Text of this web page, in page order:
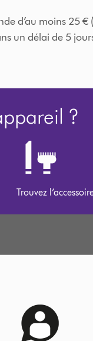
d’au moins 25
un délai de 5
?
Trouvez